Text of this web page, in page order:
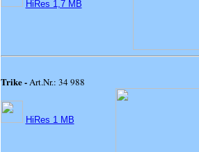
HiRes 1,7 MB
Trike -Art.Nr.: 34 988
HiRes 1 MB